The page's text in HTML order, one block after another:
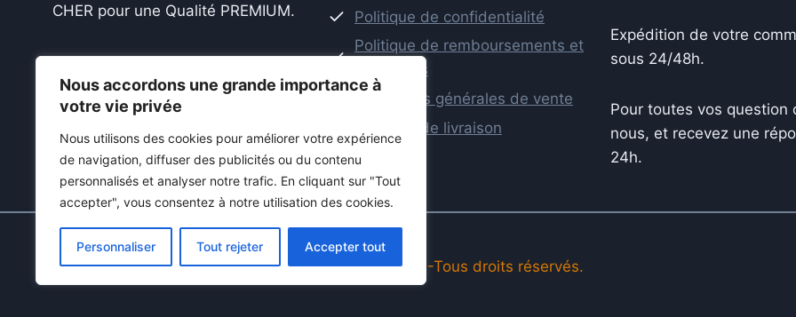
Nous accordons une grande importance à
votre vie privée
Nous utilisons des cookies pour améliorer votre expérience
de navigation, diffuser des publicités ou du contenu
personnalisés et analyser notre trafic. En cliquant sur "Tout
accepter", vous consentez à notre utilisation des cookies.
Personnaliser Tout rejeter Accepter tout
CHER pour une Qualité PREMIUM.
Politique de confidentialité
Politique de remboursements et
de retours
Conditions générales de vente
Politique de livraison
Expédition de votre
sous 24/48h.
Pour toutes vos question
nous, et recevez une
24h.
© 2026 Déco Net Maison -Tous droits réservés.